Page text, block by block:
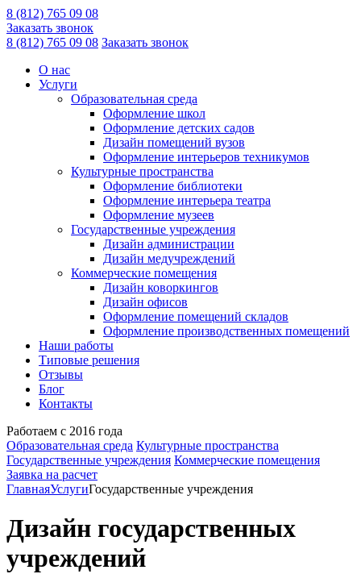
8 (812) 765 09 08
Заказать звонок
8 (812) 765 09 08 Заказать звонок
О нас
Услуги
Образовательная среда
Оформление школ
Оформление детских садов
Дизайн помещений вузов
Оформление интерьеров техникумов
Культурные пространства
Оформление библиотеки
Оформление интерьера театра
Оформление музеев
Государственные учреждения
Дизайн администрации
Дизайн медучреждений
Коммерческие помещения
Дизайн коворкингов
Дизайн офисов
Оформление помещений складов
Оформление производственных помещений
Наши работы
Типовые решения
Отзывы
Блог
Контакты
Работаем с 2016 года
Образовательная среда Культурные пространства
Государственные учреждения Коммерческие помещения
Заявка на расчет
ГлавнаяУслугиГосударственные учреждения
Дизайн государственных
учреждений